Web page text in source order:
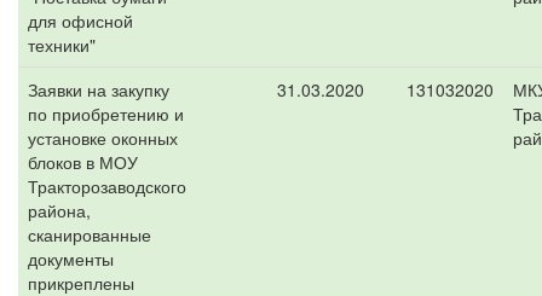
для офисной
техники"
Заявки на закупку
по приобретению и
установке оконных
блоков в МОУ
Тракторозаводского
района,
сканированные
документы
прикреплены
31.03.2020 131032020